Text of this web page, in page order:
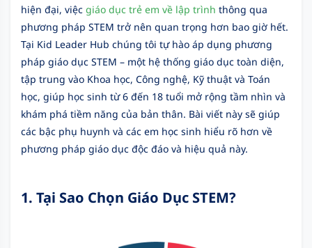
hiện đại, việc giáo dục trẻ em về lập trình thông qua
phương pháp STEM trở nên quan trọng hơn bao giờ hết.
Tại Kid Leader Hub chúng tôi tự hào áp dụng phương
pháp giáo dục STEM – một hệ thống giáo dục toàn diện,
tập trung vào Khoa học, Công nghệ, Kỹ thuật và Toán
học, giúp học sinh từ 6 đến 18 tuổi mở rộng tầm nhìn và
khám phá tiềm năng của bản thân. Bài viết này sẽ giúp
các bậc phụ huynh và các em học sinh hiểu rõ hơn về
phương pháp giáo dục độc đáo và hiệu quả này.
1. Tại Sao Chọn Giáo Dục STEM?